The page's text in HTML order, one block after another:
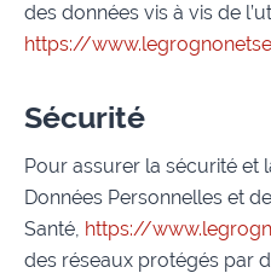
des données vis à vis de
https://
Sécurité
Pour assurer la sécurité et
Données Personnelles et
Santé, https://
des réseaux protégés par